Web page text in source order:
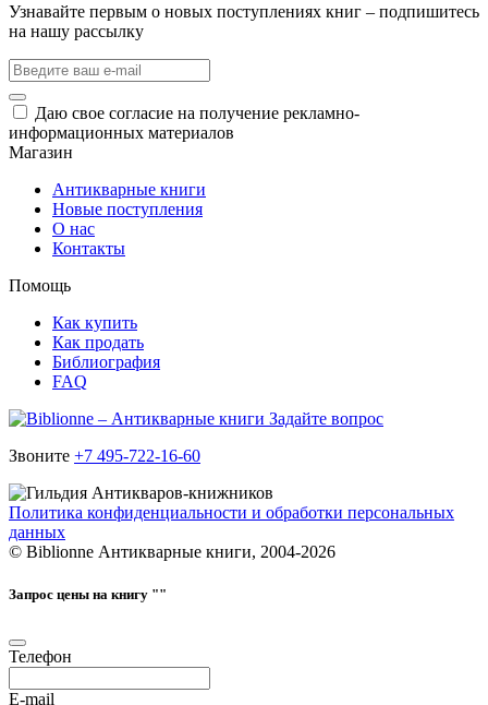
Узнавайте первым о новых поступлениях книг – подпишитесь
на нашу рассылку
Даю свое согласие на получение рекламно-
информационных материалов
Магазин
Антикварные книги
Новые поступления
О нас
Контакты
Помощь
Как купить
Как продать
Библиография
FAQ
Задайте вопрос
Звоните +7 495-722-16-60
Политика конфиденциальности и обработки персональных
данных
© Biblionne Антикварные книги, 2004-2026
Запрос цены на книгу ""
Телефон
E-mail